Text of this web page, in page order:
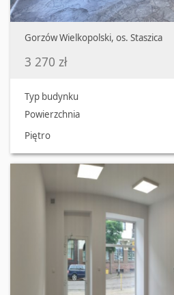
Gorzów Wielkopolski, os. Staszica
3 270 zł
Typ budynku
Powierzchnia
Piętro